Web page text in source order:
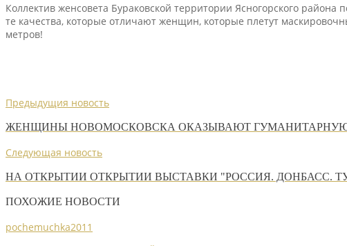
Коллектив женсовета Бураковской территории Ясногорского
те качества, которые отличают женщин, которые плетут
метров!
Предыдущия новость
ЖЕНЩИНЫ НОВОМОСКОВСКА ОКАЗЫВАЮТ
Следующая новость
НА ОТКРЫТИИ ОТКРЫТИИ ВЫСТАВКИ "РОССИЯ. ДОНБАСС.
ПОХОЖИЕ НОВОСТИ
pochemuchka2011